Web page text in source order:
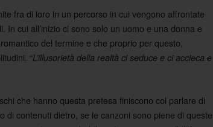
fra di loro in un percorso in cui vengono affrontate
cui all’inizio ci sono solo un uomo e una donna e
del termine e che proprio per questo,
“L’illusorietà della realtà ci seduce e ci accieca e
che hanno questa pretesa finiscono col parlare di
contenuti dietro, se le canzoni sono piene di queste